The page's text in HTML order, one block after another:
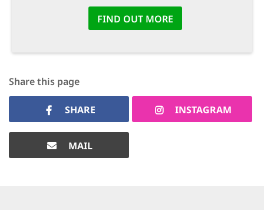
FIND OUT MORE
Share this page
SHARE INSTAGRAM
MAIL